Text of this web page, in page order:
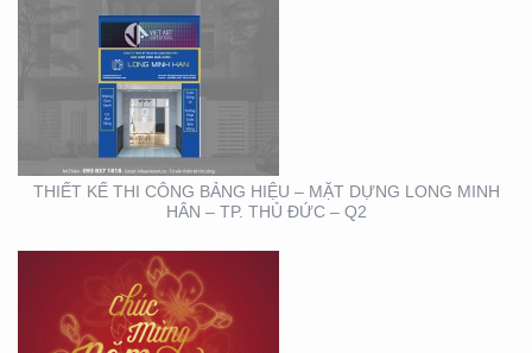
THIẾT KẾ THI CÔNG BẢNG HIỆU – MẶT DỰNG LONG MINH
HÂN – TP. THỦ ĐỨC – Q2
THIẾT KẾ THIỆP ĐIỆN
TỬ ĐỘC ĐÁO , ẤN
TƯỢNG
HỘI NGHỊ KHOA HỌC